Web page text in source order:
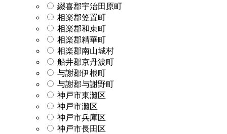
綴喜郡宇治田原町
相楽郡笠置町
相楽郡和束町
相楽郡精華町
相楽郡南山城村
船井郡京丹波町
与謝郡伊根町
与謝郡与謝野町
神戸市東灘区
神戸市灘区
神戸市兵庫区
神戸市長田区